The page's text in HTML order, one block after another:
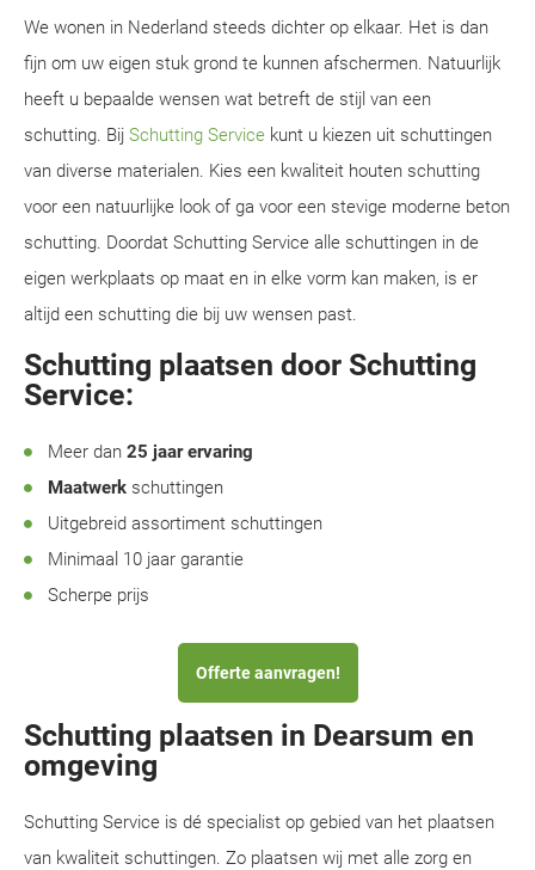
We wonen in Nederland steeds dichter op elkaar. Het is dan
fijn om uw eigen stuk grond te kunnen afschermen. Natuurlijk
heeft u bepaalde wensen wat betreft de stijl van een
schutting. Bij Schutting Service kunt u kiezen uit schuttingen
van diverse materialen. Kies een kwaliteit houten schutting
voor een natuurlijke look of ga voor een stevige moderne beton
schutting. Doordat Schutting Service alle schuttingen in de
eigen werkplaats op maat en in elke vorm kan maken, is er
altijd een schutting die bij uw wensen past.
Schutting plaatsen door Schutting
Service:
Meer dan 25 jaar ervaring
Maatwerk schuttingen
Uitgebreid assortiment schuttingen
Minimaal 10 jaar garantie
Scherpe prijs
Offerte aanvragen!
Schutting plaatsen in Dearsum en
omgeving
Schutting Service is dé specialist op gebied van het plaatsen
van kwaliteit schuttingen. Zo plaatsen wij met alle zorg en